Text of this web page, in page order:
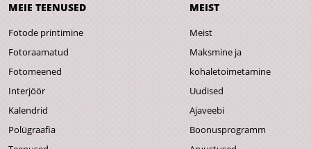
MEIE TEENUSED
Fotode printimine
Fotoraamatud
Fotomeened
Interjöör
Kalendrid
Polügraafia
MEIST
Meist
Maksmine ja
kohaletoimetamine
Uudised
Ajaveebi
Boonusprogramm